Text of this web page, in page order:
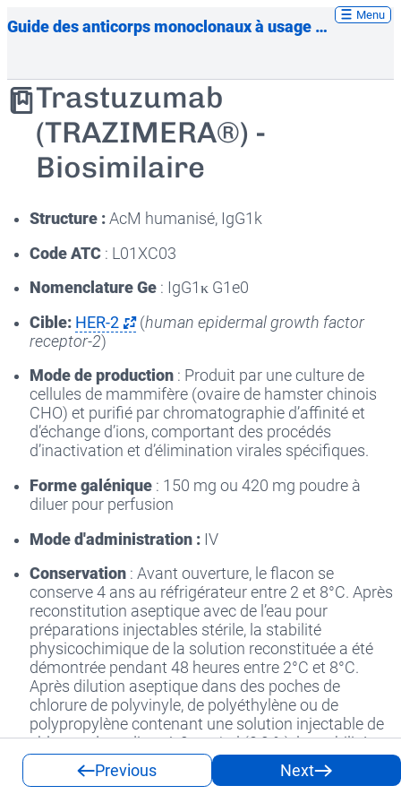
Guide des anticorps monoclonaux à usage thérapeutique
Menu
Trastuzumab
(TRAZIMERA®) -
Biosimilaire
Structure : AcM humanisé, IgG1k
Code ATC : L01XC03
Nomenclature Ge : IgG1κ G1e0
Cible: HER-2 (human epidermal growth factor
receptor-2)
Mode de production : Produit par une culture de
cellules de mammifère (ovaire de hamster chinois
CHO) et purifié par chromatographie d’affinité et
d’échange d’ions, comportant des procédés
d’inactivation et d’élimination virales spécifiques.
Forme galénique : 150 mg ou 420 mg poudre à
diluer pour perfusion
Mode d'administration : IV
Conservation : Avant ouverture, le flacon se
conserve 4 ans au réfrigérateur entre 2 et 8°C. Après
reconstitution aseptique avec de l’eau pour
préparations injectables stérile, la stabilité
physicochimique de la solution reconstituée a été
démontrée pendant 48 heures entre 2°C et 8°C.
Après dilution aseptique dans des poches de
chlorure de polyvinyle, de polyéthylène ou de
polypropylène contenant une solution injectable de
chlorure de sodium à 9 mg/ml (0,9 %), la stabilité
physico-chimique du TRAZIMERA a été démontrée
pendant 30 jours entre 2°C et 8°C, et pendant 24
Previous Next